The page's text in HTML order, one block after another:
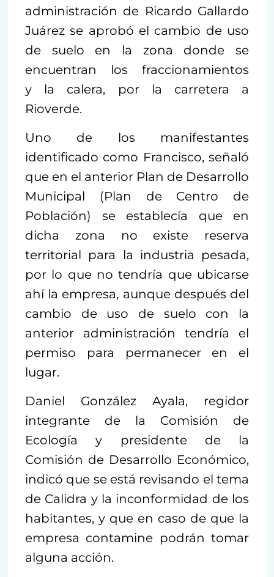
administración de Ricardo Gallardo
Juárez se aprobó el cambio de uso
de suelo en la zona donde se
encuentran los fraccionamientos
y la calera, por la carretera a
Rioverde.
Uno de los manifestantes
identificado como Francisco, señaló
que en el anterior Plan de Desarrollo
Municipal (Plan de Centro de
Población) se establecía que en
dicha zona no existe reserva
territorial para la industria pesada,
por lo que no tendría que ubicarse
ahí la empresa, aunque después del
cambio de uso de suelo con la
anterior administración tendría el
permiso para permanecer en el
lugar.
Daniel González Ayala, regidor
integrante de la Comisión de
Ecología y presidente de la
Comisión de Desarrollo Económico,
indicó que se está revisando el tema
de Calidra y la inconformidad de los
habitantes, y que en caso de que la
empresa contamine podrán tomar
alguna acción.